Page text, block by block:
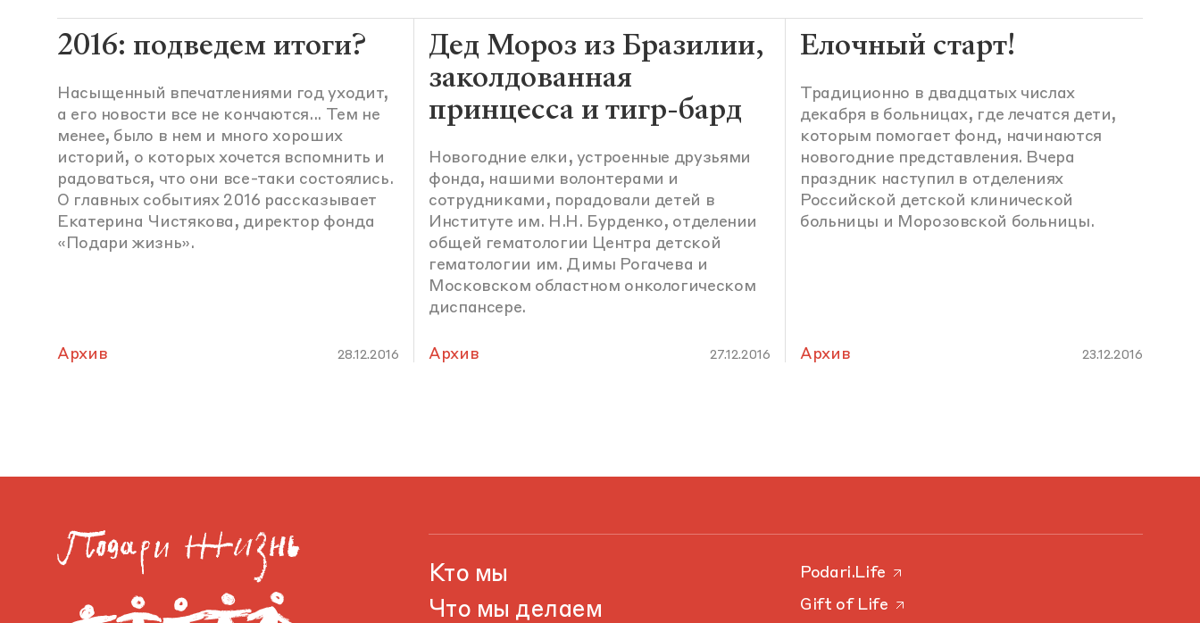
2016: подведем итоги?
Насыщенный впечатлениями год уходит,
а его новости все не кончаются... Тем не
менее, было в нем и много хороших
историй, о которых хочется вспомнить и
радоваться, что они все-таки состоялись.
О главных событиях 2016 рассказывает
Екатерина Чистякова, директор фонда
«Подари жизнь».
Архив 28.12.2016
Дед Мороз из Бразилии,
заколдованная
принцесса и тигр-бард
Новогодние елки, устроенные друзьями
фонда, нашими волонтерами и
сотрудниками, порадовали детей в
Институте им. Н.Н. Бурденко, отделении
общей гематологии Центра детской
гематологии им. Димы Рогачева и
Московском областном онкологическом
диспансере.
Архив 27.12.2016
Елочный старт!
Традиционно в двадцатых числах
декабря в больницах, где лечатся дети,
которым помогает фонд, начинаются
новогодние представления. Вчера
праздник наступил в отделениях
Российской детской клинической
больницы и Морозовской больницы.
Архив 23.12.2016
Кто мы
Что мы делаем
Podari.Life
Gift of Life